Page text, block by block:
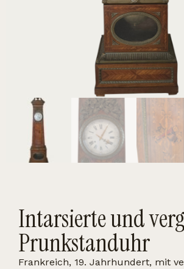
Intarsierte und
Prunkstanduhr
Frankreich, 19. Jahrhundert, mit